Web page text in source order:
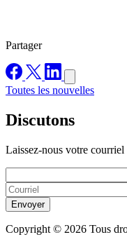
Partager
Toutes les nouvelles
Discutons
Laissez-nous votre courriel
Envoyer
Copyright © 2026 Tous